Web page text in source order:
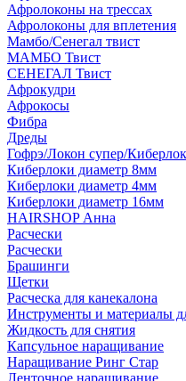
Афролоконы на трессах
Афролоконы для вплетения
Мамбо/Сенегал твист
МАМБО Твист
СЕНЕГАЛ Твист
Афрокудри
Афрокосы
Фибра
Дреды
Гофрэ/Локон супер/
Киберлоки диаметр 8мм
Киберлоки диаметр 4мм
Киберлоки диаметр 16мм
HAIRSHOP Анна
Расчески
Расчески
Брашинги
Щетки
Расческа для канекалона
Инструменты и материалы
Жидкость для снятия
Капсульное наращивание
Наращивание Ринг Стар
Ленточное наращивание